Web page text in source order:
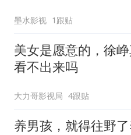
墨水影视 1跟贴
美女是愿意的，徐
看不出来吗
大力哥影视局 4跟贴
养男孩，就得往野